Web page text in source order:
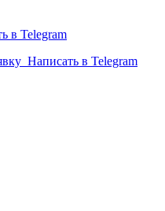
в Telegram
Написать в Telegram